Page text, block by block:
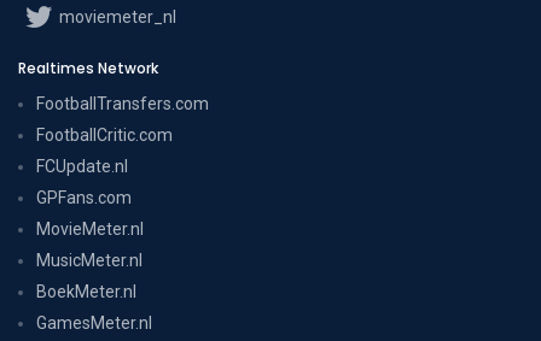
moviemeter_nl
Realtimes Network
FootballTransfers.com
FootballCritic.com
FCUpdate.nl
GPFans.com
MovieMeter.nl
MusicMeter.nl
BoekMeter.nl
GamesMeter.nl